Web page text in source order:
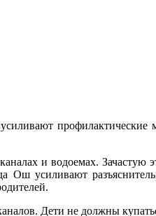
профилактические
и водоемах.
усиливают
Дети не должны